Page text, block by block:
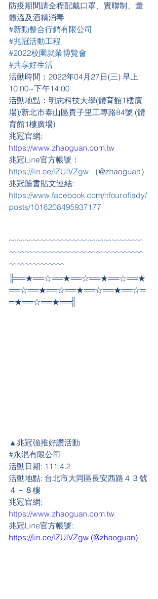
防疫期間請全程配戴口罩、實聯制、量
體溫及酒精消毒
#新動整合行銷有限公司
#兆冠活動工程
#2022校園就業博覽會
#共享好生活
活動時間：2022年04月27日(三) 早上
10:00~下午14:00
活動地點：明志科技大學(體育館1樓廣
場)/新北市泰山區貴子里工專路84號 (體
育館1樓廣場)
兆冠官網:
https://www.zhaoguan.com.tw
兆冠Line官方帳號：
https://lin.ee/lZUlVZgw （@zhaoguan）
兆冠臉書貼文連結:
https://www.facebook.com/nfour.oflady/
posts/1016208495937177
﹌﹌﹌﹌﹌﹌﹌﹌﹌﹌﹌﹌﹌﹌﹌﹌﹌
﹌﹌﹌﹌﹌﹌﹌﹌﹌﹌﹌﹌﹌﹌﹌﹌﹌
﹌﹌﹌﹌﹌﹌﹌
╠══★══☆══★══☆══★══☆══★
══☆══★══☆══★══☆══★══☆═
═★══☆══★══╣
▲兆冠強推好讚活動
#永浥有限公司
活動日期: 111.4.2
活動地點: 台北市大同區長安西路４３號
４－８樓
兆冠官網:
https://www.zhaoguan.com.tw
兆冠Line官方帳號:
https://lin.ee/lZUlVZgw (@zhaoguan)